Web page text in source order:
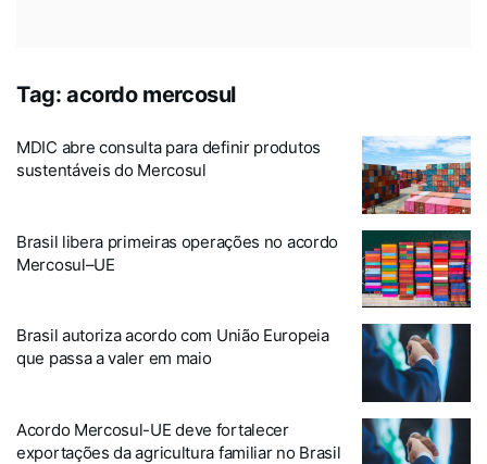
Tag: acordo mercosul
MDIC abre consulta para definir produtos
sustentáveis do Mercosul
Brasil libera primeiras operações no acordo
Mercosul–UE
Brasil autoriza acordo com União Europeia
que passa a valer em maio
Acordo Mercosul-UE deve fortalecer
exportações da agricultura familiar no Brasil